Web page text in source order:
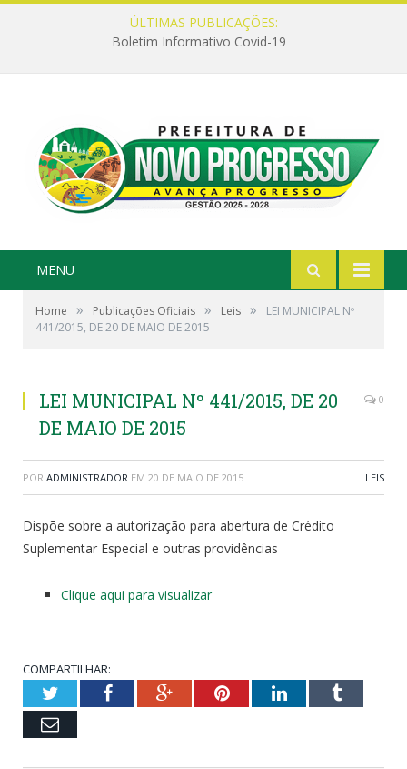
ÚLTIMAS PUBLICAÇÕES:
Boletim Informativo Covid-19
MENU
Home » Publicações Oficiais » Leis »
LEI MUNICIPAL Nº
441/2015, DE 20 DE MAIO DE 2015
LEI MUNICIPAL Nº 441/2015, DE 20
DE MAIO DE 2015
0
POR ADMINISTRADOR EM 20 DE MAIO DE 2015 LEIS
Dispõe sobre a autorização para abertura de Crédito
Suplementar Especial e outras providências
Clique aqui para visualizar
COMPARTILHAR:
TwitterFacebookGoogle+PinterestLinkedInTumblr
Email